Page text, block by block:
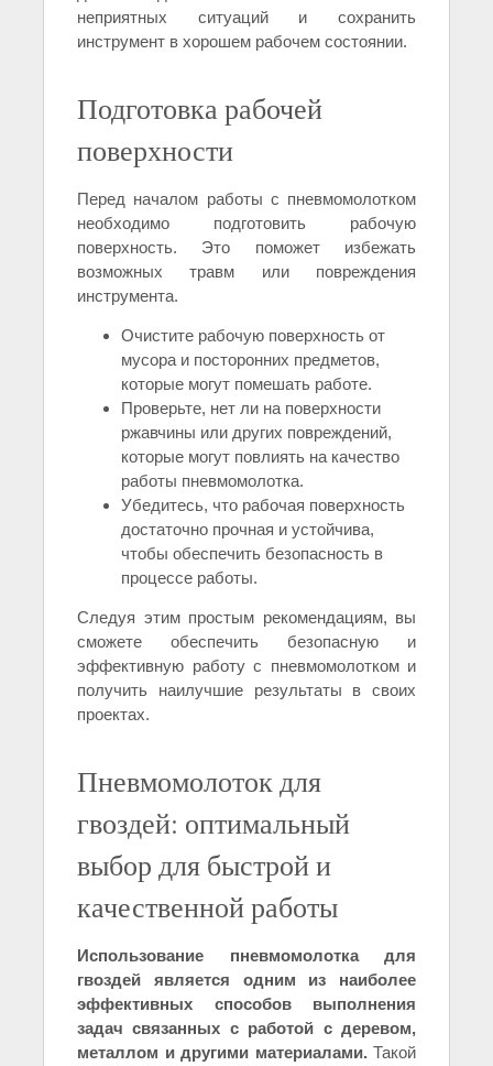
неприятных ситуаций и сохранить
инструмент в хорошем рабочем состоянии.
Подготовка рабочей
поверхности
Перед началом работы с пневмомолотком
необходимо подготовить рабочую
поверхность. Это поможет избежать
возможных травм или повреждения
инструмента.
Очистите рабочую поверхность от
мусора и посторонних предметов,
которые могут помешать работе.
Проверьте, нет ли на поверхности
ржавчины или других повреждений,
которые могут повлиять на качество
работы пневмомолотка.
Убедитесь, что рабочая поверхность
достаточно прочная и устойчива,
чтобы обеспечить безопасность в
процессе работы.
Следуя этим простым рекомендациям, вы
сможете обеспечить безопасную и
эффективную работу с пневмомолотком и
получить наилучшие результаты в своих
проектах.
Пневмомолоток для
гвоздей: оптимальный
выбор для быстрой и
качественной работы
Использование пневмомолотка для
гвоздей является одним из наиболее
эффективных способов выполнения
задач связанных с работой с деревом,
металлом и другими материалами.Такой